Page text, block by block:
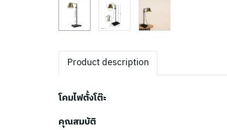
Product description
โคมไฟตั้งโต๊ะ
คุณสมบัติ